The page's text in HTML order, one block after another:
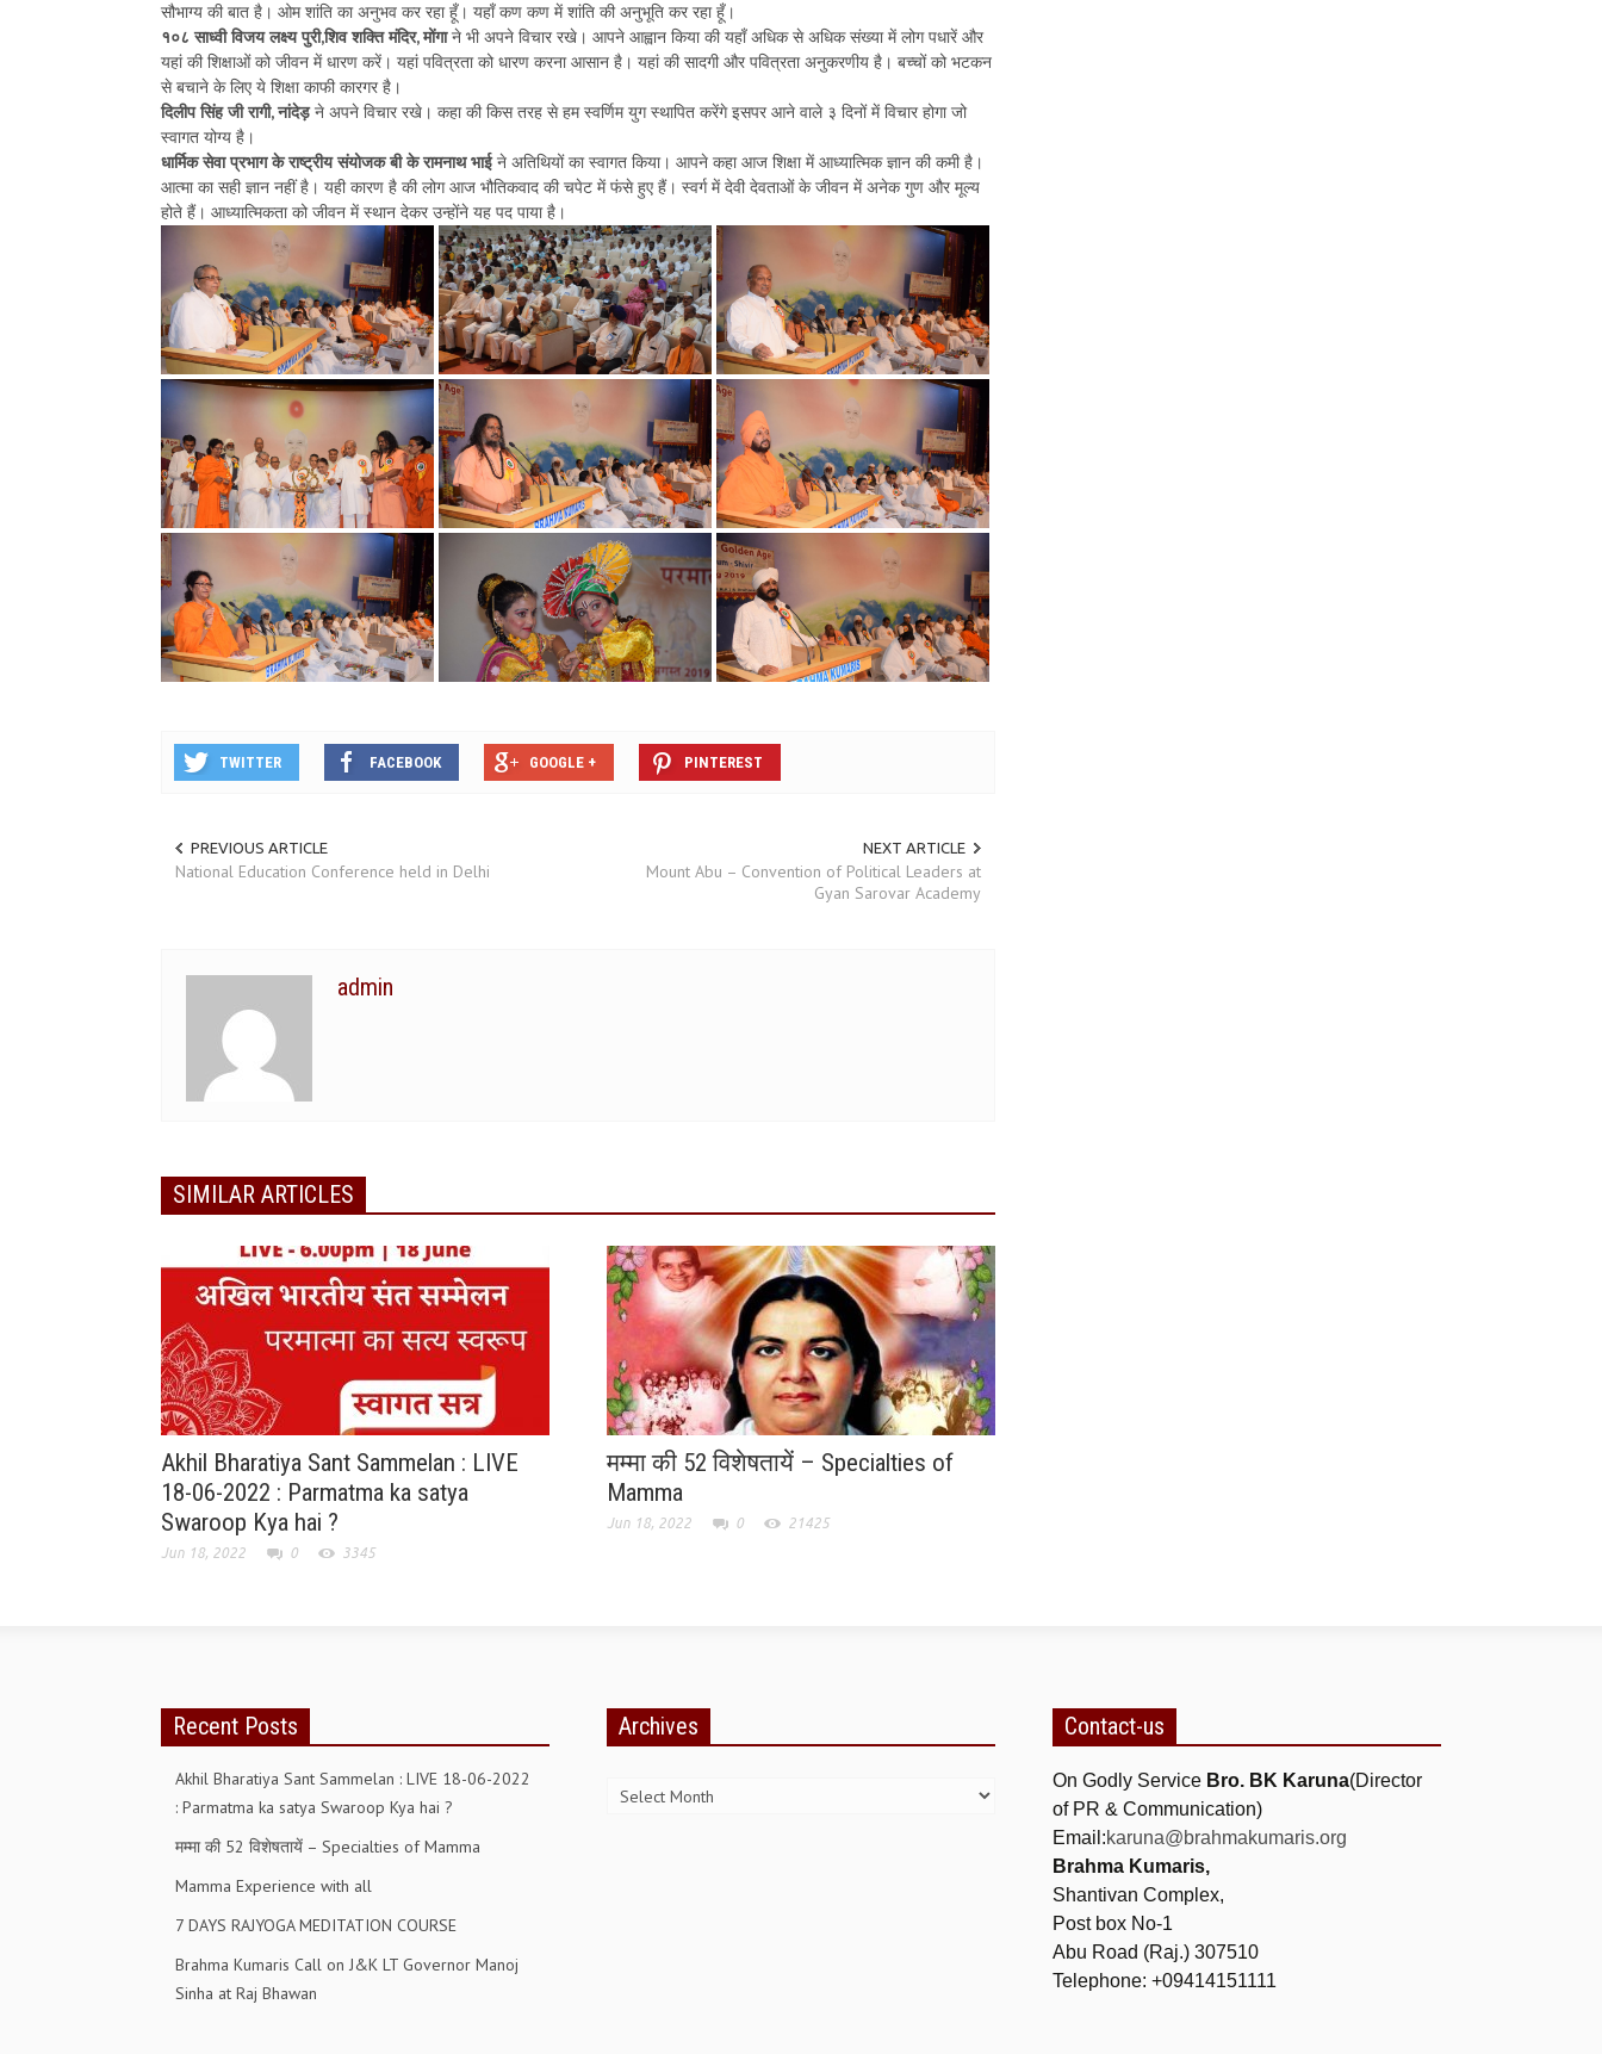
सौभाग्य की बात है। ओम शांति का अनुभव कर रहा हूँ। यहाँ कण कण में शांति की अनुभूति कर रहा हूँ।
१०८ साध्वी विजय लक्ष्य पुरी,शिव शक्ति मंदिर, मोंगाने भी अपने विचार रखे। आपने आह्वान किया की यहाँ अधिक से अधिक संख्या में लोग पधारें और
यहां की शिक्षाओं को जीवन में धारण करें। यहां पवित्रता को धारण करना आसान है। यहां की सादगी और पवित्रता अनुकरणीय है। बच्चों को भटकन
से बचाने के लिए ये शिक्षा काफी कारगर है।
दिलीप सिंह जी रागी,नांदेड़ने अपने विचार रखे। कहा की किस तरह से हम स्वर्णिम युग स्थापित करेंगे इसपर आने वाले ३ दिनों में विचार होगा जो
स्वागत योग्य है।
धार्मिक सेवाप्रभाग के राष्ट्रीय संयोजक बी के रामनाथ भाईने अतिथियों का स्वागत किया। आपने कहा आज शिक्षा में आध्यात्मिक ज्ञान की कमी है।
आत्मा का सही ज्ञान नहीं है। यही कारण है की लोग आज भौतिकवाद की चपेट में फंसे हुए हैं। स्वर्ग में देवी देवताओं के जीवन में अनेक गुण और मूल्य
होते हैं। आध्यात्मिकता को जीवन में स्थान देकर उन्होंने यह पद पाया है।
TWITTER FACEBOOK GOOGLE + PINTEREST
PREVIOUS ARTICLE
National Education Conference held in Delhi
NEXT ARTICLE
Mount Abu – Convention of Political Leaders at
Gyan Sarovar Academy
admin
SIMILAR ARTICLES
Akhil Bharatiya Sant Sammelan : LIVE
18-06-2022 : Parmatma ka satya
Swaroop Kya hai ?
Jun 18, 2022 0 3345
मम्मा की 52 विशेषतायें – Specialties of
Mamma
Jun 18, 2022 0 21425
Recent Posts
Akhil Bharatiya Sant Sammelan : LIVE 18-06-2022
: Parmatma ka satya Swaroop Kya hai ?
मम्मा की 52 विशेषतायें – Specialties of Mamma
Mamma Experience with all
7 DAYS RAJYOGA MEDITATION COURSE
Brahma Kumaris Call on J&K LT Governor Manoj
Sinha at Raj Bhawan
Archives Contact-us
On Godly Service Bro. BK Karuna(Director
of PR & Communication)
Email:karuna@brahmakumaris.org
Brahma Kumaris,
Shantivan Complex,
Post box No-1
Abu Road (Raj.) 307510
Telephone: +09414151111